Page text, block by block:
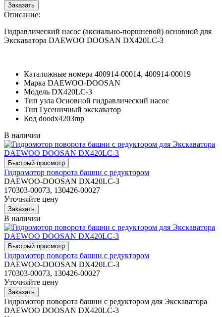
Описание:
Гидравлический насос (аксиально-поршневой) основной для
Экскаватора DAEWOO DOOSAN DX420LC-3
Каталожные номера 400914-00014, 400914-00019
Марка DAEWOO-DOOSAN
Модель DX420LC-3
Тип узла Основной гидравлический насос
Тип Гусеничный экскаватор
Код doodx4203mp
В наличии
Гидромотор поворота башни с редуктором
DAEWOO-DOOSAN DX420LC-3
170303-00073, 130426-00027
Уточняйте цену
В наличии
Гидромотор поворота башни с редуктором
DAEWOO-DOOSAN DX420LC-3
170303-00073, 130426-00027
Уточняйте цену
Гидромотор поворота башни с редуктором для Экскаватора
DAEWOO DOOSAN DX420LC-3